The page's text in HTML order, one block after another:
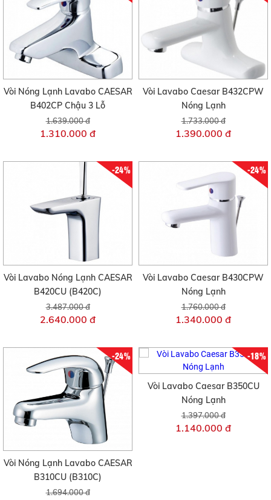
Vòi Nóng Lạnh Lavabo CAESAR
B402CP Chậu 3 Lỗ
1.639.000 đ
1.310.000 đ
Vòi Lavabo Caesar B432CPW
Nóng Lạnh
1.733.000 đ
1.390.000 đ
-24%
Vòi Lavabo Nóng Lạnh CAESAR
B420CU (B420C)
3.487.000 đ
2.640.000 đ
-24%
Vòi Lavabo Caesar B430CPW
Nóng Lạnh
1.760.000 đ
1.340.000 đ
-24%
Vòi Nóng Lạnh Lavabo CAESAR
B310CU (B310C)
1.694.000 đ
-18%
Vòi Lavabo Caesar B350CU
Nóng Lạnh
1.397.000 đ
1.140.000 đ